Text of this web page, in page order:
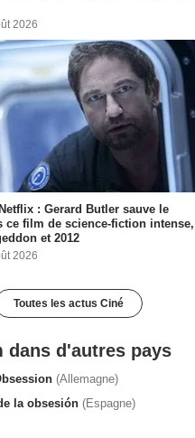
2026
: Gerard Butler sauve le
ce film de science-fiction intense,
et 2012
2026
Toutes les actus Ciné
dans d'autres pays
(Allemagne)
la obsesión (Espagne)